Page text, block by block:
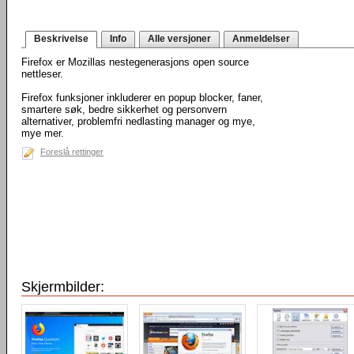
Beskrivelse Info Alle versjoner Anmeldelser
Firefox er Mozillas nestegenerasjons open source
nettleser.
Firefox funksjoner inkluderer en popup blocker, faner,
smartere søk, bedre sikkerhet og personvern
alternativer, problemfri nedlasting manager og mye,
mye mer.
Foreslå rettinger
Skjermbilder: